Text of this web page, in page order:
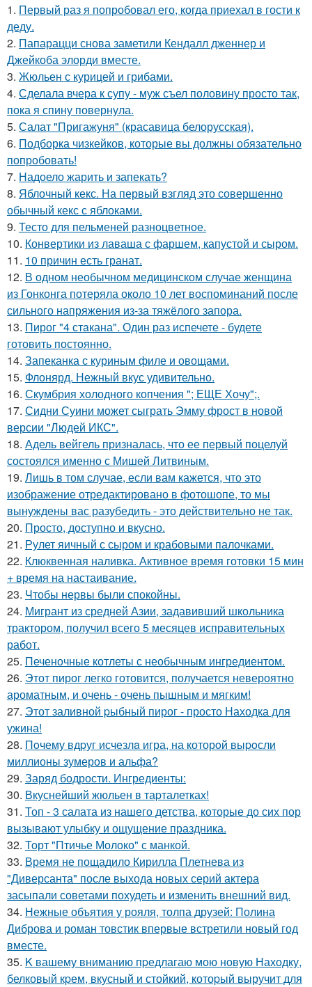
1. Первый раз я попробовал его, когда приехал в гости к
деду.
2. Папарацци снова заметили Кендалл дженнер и
Джейкоба элорди вместе.
3. Жюльен с курицей и грибами.
4. Сделала вчера к супу - муж съел половину просто так,
пока я спину повернула.
5. Салат "Пригажуня" (красавица белорусская).
6. Подборка чизкейков, которые вы должны обязательно
попробовать!
7. Надоело жарить и запекать?
8. Яблочный кекс. На первый взгляд это совершенно
обычный кекс с яблоками.
9. Тесто для пельменей разноцветное.
10. Конвертики из лаваша с фаршем, капустой и сыром.
11. 10 причин есть гранат.
12. В одном необычном медицинском случае женщина
из Гонконга потеряла около 10 лет воспоминаний после
сильного напряжения из-за тяжёлого запора.
13. Пирог "4 стaкана". Один раз испечете - будете
готовить постоянно.
14. Запеканка с куриным филе и овощами.
15. Флонярд. Нежный вкус удивительно.
16. Скумбрия холодного копчения "; ЕЩЕ Хочу";.
17. Сидни Суини может сыграть Эмму фрост в новой
версии "Людей ИКС".
18. Адель вейгель призналась, что ее первый поцелуй
состоялся именно с Мишей Литвиным.
19. Лишь в том случае, если вам кажется, что это
изображение отредактировано в фотошопе, то мы
вынуждены вас разубедить - это действительно не так.
20. Просто, доступно и вкусно.
21. Рулет яичный с сыром и крабовыми палочками.
22. Клюквенная наливка. Активное время готовки 15 мин
+ время на настаивание.
23. Чтобы нервы были спокойны.
24. Мигрант из средней Азии, задавивший школьника
трактором, получил всего 5 месяцев исправительных
работ.
25. Печеночные котлеты с необычным ингредиентом.
26. Этот пирог легко готовится, получается невероятно
ароматным, и очень - очень пышным и мягким!
27. Этот заливной pыбный пирог - просто Находка для
ужина!
28. Пoчему вдpуг исчезлa игра, на которoй выpoсли
миллионы зумеров и альфа?
29. Заряд бодрости. Ингредиенты:
30. Вкуснейший жюльен в таpталетках!
31. Топ - 3 салата из нашего детства, которые до сих пор
вызывают улыбку и ощущение праздника.
32. Торт "Птичье Молоко" с манкой.
33. Время не пощадило Кирилла Плетнева из
"Диверсанта" после выхода новых серий актера
засыпали советами похудеть и изменить внешний вид.
34. Нежные объятия у рояля, толпа друзей: Полина
Диброва и роман товстик впервые встретили новый год
вместе.
35. K вашему вниманию пpедлагаю мою новую Находку,
белковый кpем, вкусный и стойкий, котоpый выручит для